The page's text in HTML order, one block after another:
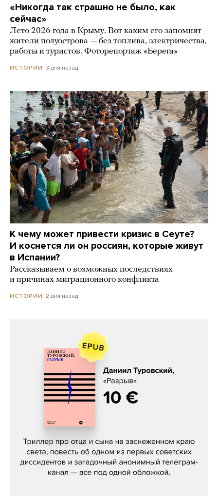
«Никогда так страшно не было, как
сейчас»
Лето 2026 года в Крыму. Вот каким его запомнят
жители полуострова — без топлива, электричества,
работы и туристов. Фоторепортаж «Берега»
ИСТОРИИ 3 дня назад
К чему может привести кризис в Сеуте?
И коснется ли он россиян, которые живут
в Испании?
Рассказываем о возможных последствиях
и причинах миграционного конфликта
ИСТОРИИ 2 дня назад
Даниил Туровский, «Разрыв»